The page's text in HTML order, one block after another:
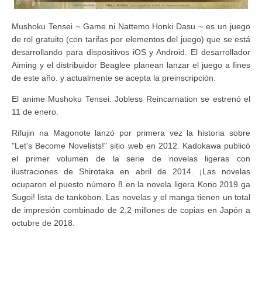
Mushoku Tensei ~ Game ni Nattemo Honki Dasu ~ es un juego
de rol gratuito (con tarifas por elementos del juego) que se está
desarrollando para dispositivos iOS y Android. El desarrollador
Aiming y el distribuidor Beaglee planean lanzar el juego a fines
de este año. y actualmente se acepta la preinscripción.
El anime Mushoku Tensei: Jobless Reincarnation se estrenó el
11 de enero.
Rifujin na Magonote lanzó por primera vez la historia sobre
"Let's Become Novelists!" sitio web en 2012. Kadokawa publicó
el primer volumen de la serie de novelas ligeras con
ilustraciones de Shirotaka en abril de 2014. ¡Las novelas
ocuparon el puesto número 8 en la novela ligera Kono 2019 ga
Sugoi! lista de tankōbon. Las novelas y el manga tienen un total
de impresión combinado de 2,2 millones de copias en Japón a
octubre de 2018.